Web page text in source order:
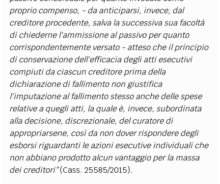
proprio compenso, - da anticiparsi, invece, dal
creditore procedente, salva la successiva sua facoltà
di chiederne l'ammissione al passivo per quanto
corrispondentemente versato - atteso che il principio
di conservazione dell'efficacia degli atti esecutivi
compiuti da ciascun creditore prima della
dichiarazione di fallimento non giustifica
l'imputazione al fallimento stesso anche delle spese
relative a quegli atti, la quale è, invece, subordinata
alla decisione, discrezionale, del curatore di
appropriarsene, così da non dover rispondere degli
esborsi riguardanti le azioni esecutive individuali che
non abbiano prodotto alcun vantaggio per la massa
dei creditori”(Cass. 25585/2015).